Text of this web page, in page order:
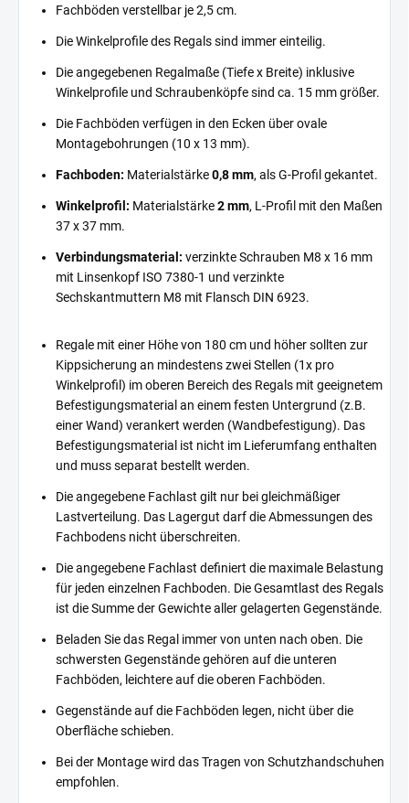
Fachböden verstellbar je 2,5 cm.
Die Winkelprofile des Regals sind immer einteilig.
Die angegebenen Regalmaße (Tiefe x Breite) inklusive
Winkelprofile und Schraubenköpfe sind ca. 15 mm größer.
Die Fachböden verfügen in den Ecken über ovale
Montagebohrungen (10 x 13 mm).
Fachboden: Materialstärke0,8 mm, als G-Profil gekantet.
Winkelprofil: Materialstärke2 mm, L-Profil mit den Maßen
37 x 37 mm.
Verbindungsmaterial: verzinkte Schrauben M8 x 16 mm
mit Linsenkopf ISO 7380-1 und verzinkte
Sechskantmuttern M8 mit Flansch DIN 6923.
Regale mit einer Höhe von 180 cm und höher sollten zur
Kippsicherung an mindestens zwei Stellen (1x pro
Winkelprofil) im oberen Bereich des Regals mit geeignetem
Befestigungsmaterial an einem festen Untergrund (z.B.
einer Wand) verankert werden (Wandbefestigung). Das
Befestigungsmaterial ist nicht im Lieferumfang enthalten
und muss separat bestellt werden.
Die angegebene Fachlast gilt nur bei gleichmäßiger
Lastverteilung. Das Lagergut darf die Abmessungen des
Fachbodens nicht überschreiten.
Die angegebene Fachlast definiert die maximale Belastung
für jeden einzelnen Fachboden. Die Gesamtlast des Regals
ist die Summe der Gewichte aller gelagerten Gegenstände.
Beladen Sie das Regal immer von unten nach oben. Die
schwersten Gegenstände gehören auf die unteren
Fachböden, leichtere auf die oberen Fachböden.
Gegenstände auf die Fachböden legen, nicht über die
Oberfläche schieben.
Bei der Montage wird das Tragen von Schutzhandschuhen
empfohlen.